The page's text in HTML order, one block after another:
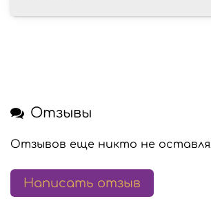
Отзывы
Отзывов еще никто не
Написать отзыв